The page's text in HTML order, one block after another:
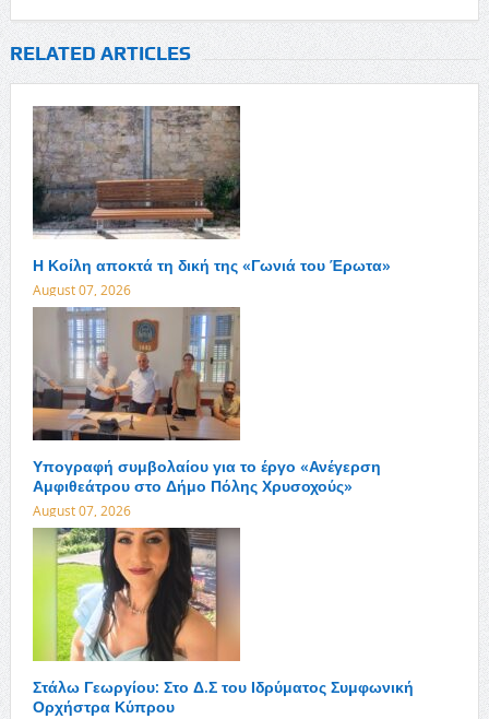
RELATED ARTICLES
Η Κοίλη αποκτά τη δική της «Γωνιά του Έρωτα»
August 07, 2026
Υπογραφή συμβολαίου για το έργο «Ανέγερση
Αμφιθεάτρου στο Δήμο Πόλης Χρυσοχούς»
August 07, 2026
Στάλω Γεωργίου: Στο Δ.Σ του Ιδρύματος Συμφωνική
Ορχήστρα Κύπρου